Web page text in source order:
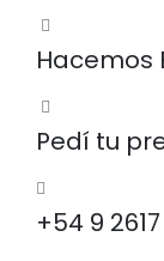
Hacemos
Pedí tu
+54 9